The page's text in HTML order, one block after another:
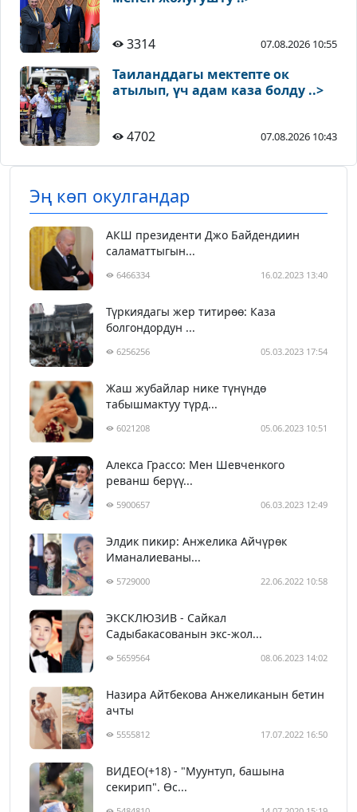
3314 07.08.2026 10:55
Таиланддагы мектепте ок
атылып, үч адам каза болду ..>
4702 07.08.2026 10:43
Эң көп окулгандар
АКШ президенти Джо Байдендиин
саламаттыгын...
6466334 16.02.2023 13:40
Түркиядагы жер титирөө: Каза
болгондордун ...
6256256 05.03.2023 17:54
Жаш жубайлар нике түнүндө
табышмактуу түрд...
6021208 05.06.2023 10:51
Алекса Грассо: Мен Шевченкого
реванш берүү...
5900657 06.03.2023 12:49
Элдик пикир: Анжелика Айчүрөк
Иманалиеваны...
5729000 22.06.2022 10:58
ЭКСКЛЮЗИВ - Сайкал
Садыбакасованын экс-жол...
5659564 08.06.2023 14:02
Назира Айтбекова Анжеликанын бетин
ачты
5555812 17.07.2022 16:50
ВИДЕО(+18) - "Муунтуп, башына
секирип". Өс...